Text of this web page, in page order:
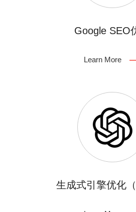
Google SEO
Learn More
生成式引擎优化（